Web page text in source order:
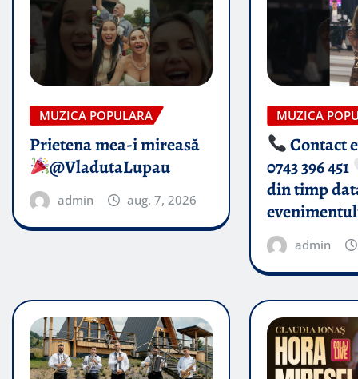
MUZICA POPULARA
Prietena mea-i mireasă​
@VladutaLupau
admin aug. 7, 2026
MUZICA
Contact
0743 396 451
din timp
admin